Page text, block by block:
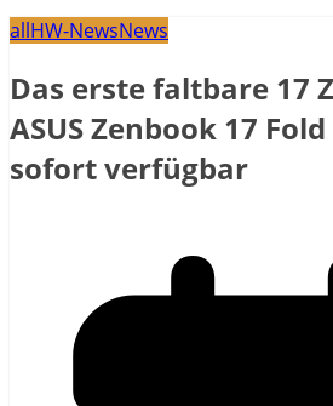
allHW-NewsNews
Das erste faltbare 17
ASUS Zenbook 17 Fold
sofort verfügbar